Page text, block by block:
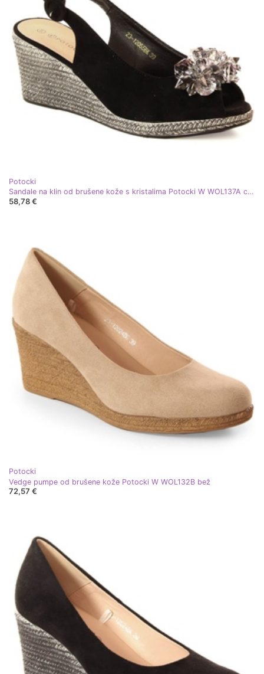
Potocki
Sandale na klin od brušene kože s kristalima Potocki W WOL137A crna
58,78 €
Potocki
Vedge pumpe od brušene kože Potocki W WOL132B bež
72,57 €